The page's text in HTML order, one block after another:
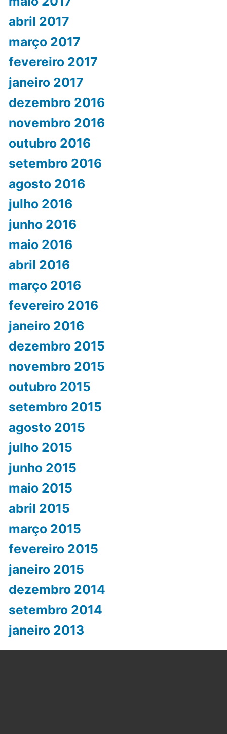
abril 2017
março 2017
fevereiro 2017
janeiro 2017
dezembro 2016
novembro 2016
outubro 2016
setembro 2016
agosto 2016
julho 2016
junho 2016
maio 2016
abril 2016
março 2016
fevereiro 2016
janeiro 2016
dezembro 2015
novembro 2015
outubro 2015
setembro 2015
agosto 2015
julho 2015
junho 2015
maio 2015
abril 2015
março 2015
fevereiro 2015
janeiro 2015
dezembro 2014
setembro 2014
janeiro 2013